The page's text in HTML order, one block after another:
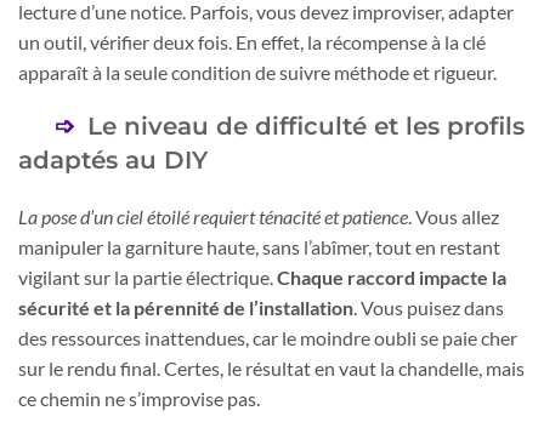
lecture d’une notice. Parfois, vous devez improviser, adapter
un outil, vérifier deux fois. En effet, la récompense à la clé
apparaît à la seule condition de suivre méthode et rigueur.
Le niveau de difficulté et les profils
adaptés au DIY
La pose d’un ciel étoilé requiert ténacité et patience. Vous allez
manipuler la garniture haute, sans l’abîmer, tout en restant
vigilant sur la partie électrique.Chaque raccord impacte la
sécurité et la pérennité de l’installation. Vous puisez dans
des ressources inattendues, car le moindre oubli se paie cher
sur le rendu final. Certes, le résultat en vaut la chandelle, mais
ce chemin ne s’improvise pas.